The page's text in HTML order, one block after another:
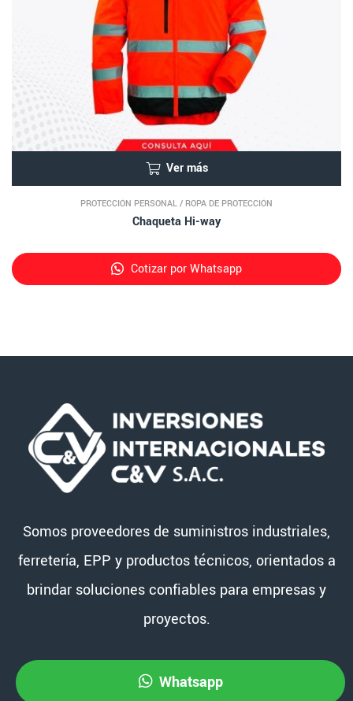
Ver más
PROTECCIÓN PERSONAL / ROPA DE PROTECCIÓN
Chaqueta Hi-way
Cotizar por Whatsapp
Somos proveedores de suministros industriales,
ferretería, EPP y productos técnicos, orientados a
brindar soluciones confiables para empresas y
proyectos.
Whatsapp